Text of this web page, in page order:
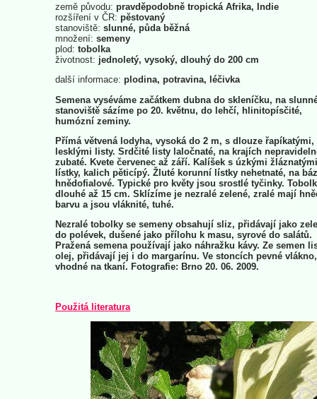
země původu: pravděpodobně tropická Afrika, Indie
rozšíření v ČR: pěstovaný
stanoviště: slunné, půda běžná
množení: semeny
plod: tobolka
životnost: jednoletý, vysoký, dlouhý do 200 cm
další informace: plodina, potravina, léčivka
Semena vyséváme začátkem dubna do skleníčku, na
stanoviště sázíme po 20. květnu, do lehčí, hlinitopísčité,
humózní zeminy.
Přímá větvená lodyha, vysoká do 2 m, s dlouze řapíkatými,
lesklými listy. Srdčité listy laločnaté, na krajích
zubaté. Kvete červenec až září. Kalíšek s úzkými žláznatými
lístky, kalich pěticípý. Žluté korunní lístky nehetnaté, na
hnědofialové. Typické pro květy jsou srostlé tyčinky.
dlouhé až 15 cm. Sklízíme je nezralé zelené, zralé mají
barvu a jsou vláknité, tuhé.
Nezralé tobolky se semeny obsahují sliz, přidávají jako
do polévek, dušené jako přílohu k masu, syrové do salátů.
Pražená semena používají jako náhražku kávy. Ze semen
olej, přidávají jej i do margarínu. Ve stoncích pevné vlákno,
vhodné na tkaní. Fotografie: Brno 20. 06. 2009.
Použitá literatura